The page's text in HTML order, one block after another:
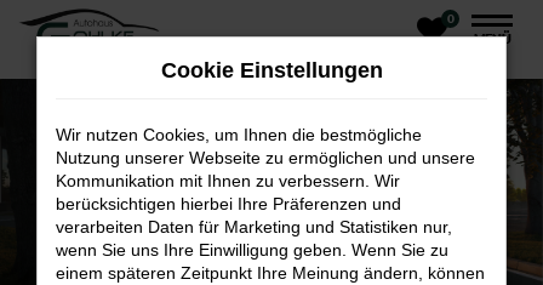
Zum
springen
0
MENÜ
E-Mobilität
Cookie Einstellungen
Wir nutzen Cookies, um Ihnen die bestmögliche
Nutzung unserer Webseite zu ermöglichen und unsere
Kommunikation mit Ihnen zu verbessern. Wir
berücksichtigen hierbei Ihre Präferenzen und
verarbeiten Daten für Marketing und Statistiken nur,
wenn Sie uns Ihre Einwilligung geben. Wenn Sie zu
einem späteren Zeitpunkt Ihre Meinung ändern, können